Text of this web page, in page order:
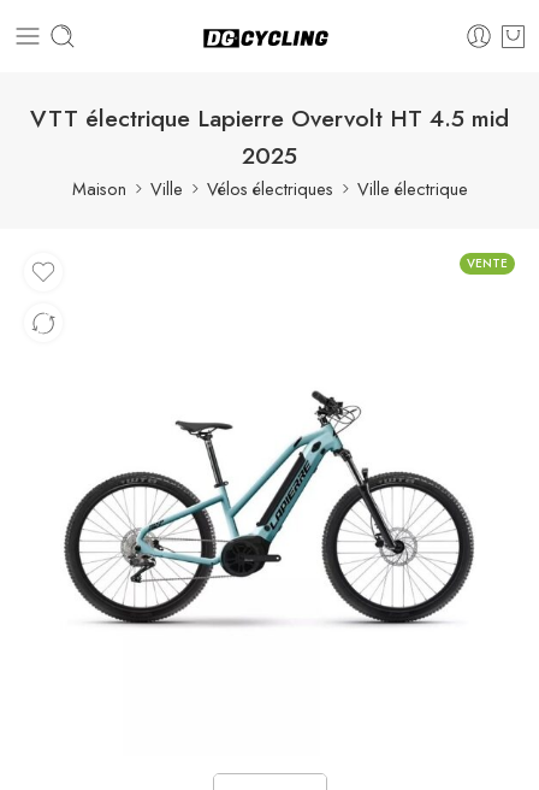
VTT électrique Lapierre Overvolt HT 4.5 mid
2025
Maison Ville Vélos électriques Ville électrique
VENTE